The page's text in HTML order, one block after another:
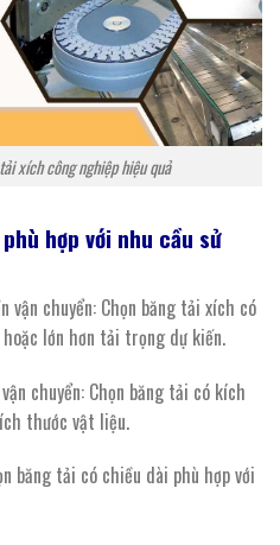
xích công nghiệp hiệu quả
phù hợp với nhu cầu sử
chuyển: Chọn băng tải xích có
lớn hơn tải trọng dự kiến.
chuyển: Chọn băng tải có kích
thước vật liệu.
băng tải có chiều dài phù hợp với